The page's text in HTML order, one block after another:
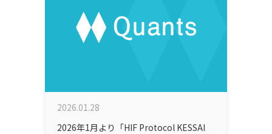
2026.01.28
2026年1月より「HIF Protocol KESSAI